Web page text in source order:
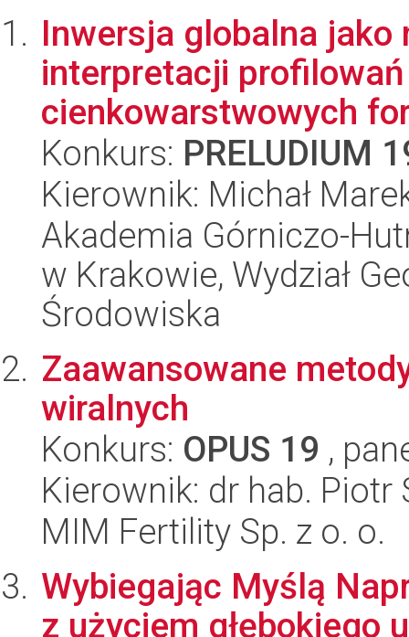
Inwersja globalna
interpretacji
cienkowarstwowych
Konkurs: PRELUDIUM
Kierownik: Michał
Akademia Górniczo-
w Krakowie, Wydział
Środowiska
Zaawansowane
wiralnych
Konkurs: OPUS 19 ,
Kierownik: dr hab. Piotr
MIM Fertility Sp. z o. o.
Wybiegając Myślą
z użyciem głębokiego